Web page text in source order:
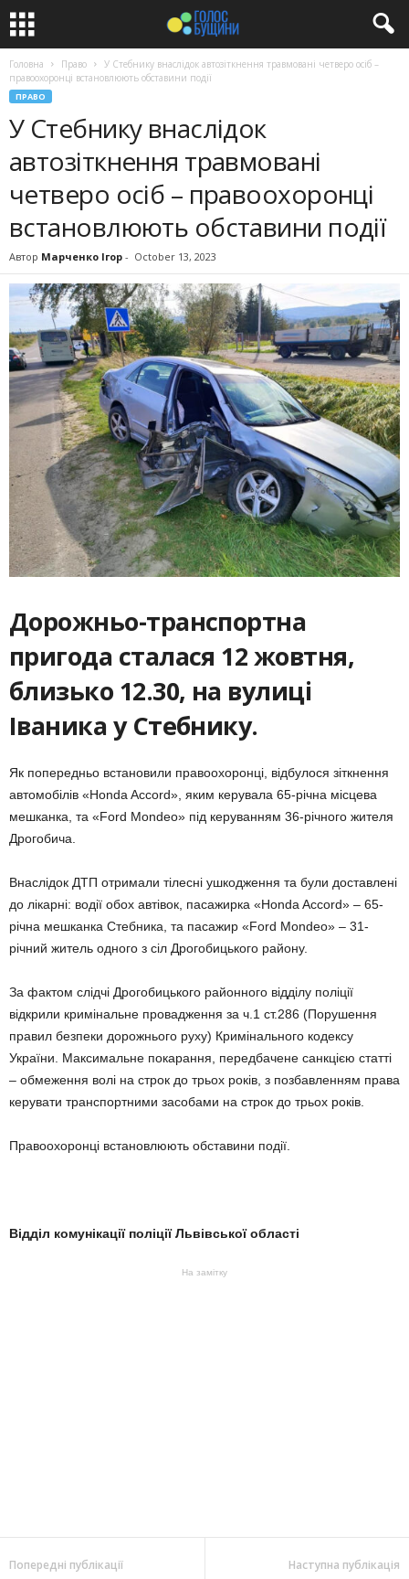
Головна Право
У Стебнику внаслідок автозіткнення травмовані четверо осіб –
правоохоронці встановлюють обставини події
ПРАВО
У Стебнику внаслідок
автозіткнення травмовані
четверо осіб – правоохоронці
встановлюють обставини події
Автор Марченко Ігор - October 13, 2023
Дорожньо-транспортна
пригода сталася 12 жовтня,
близько 12.30, на вулиці
Іваника у Стебнику.
Як попередньо встановили правоохоронці, відбулося зіткнення
автомобілів «Honda Accord», яким керувала 65-річна місцева
мешканка, та «Ford Mondeo» під керуванням 36-річного жителя
Дрогобича.
Внаслідок ДТП отримали тілесні ушкодження та були доставлені
до лікарні: водії обох автівок, пасажирка «Honda Accord» – 65-
річна мешканка Стебника, та пасажир «Ford Mondeo» – 31-
річний житель одного з сіл Дрогобицького району.
За фактом слідчі Дрогобицького районного відділу поліції
відкрили кримінальне провадження за ч.1 ст.286 (Порушення
правил безпеки дорожнього руху) Кримінального кодексу
України. Максимальне покарання, передбачене санкцією статті
– обмеження волі на строк до трьох років, з позбавленням права
керувати транспортними засобами на строк до трьох років.
Правоохоронці встановлюють обставини події.
Відділ комунікації поліції Львівської області
На замітку
Попередні публікації Наступна публікація